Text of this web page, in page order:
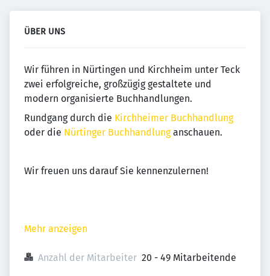
ÜBER UNS
Wir führen in Nürtingen und Kirchheim unter Teck
zwei erfolgreiche, großzügig gestaltete und
modern organisierte Buchhandlungen.
Rundgang durch die Kirchheimer Buchhandlung
oder die Nürtinger Buchhandlunganschauen.
Wir freuen uns darauf Sie kennenzulernen!
Mehr anzeigen
Anzahl der Mitarbeiter 20 - 49 Mitarbeitende